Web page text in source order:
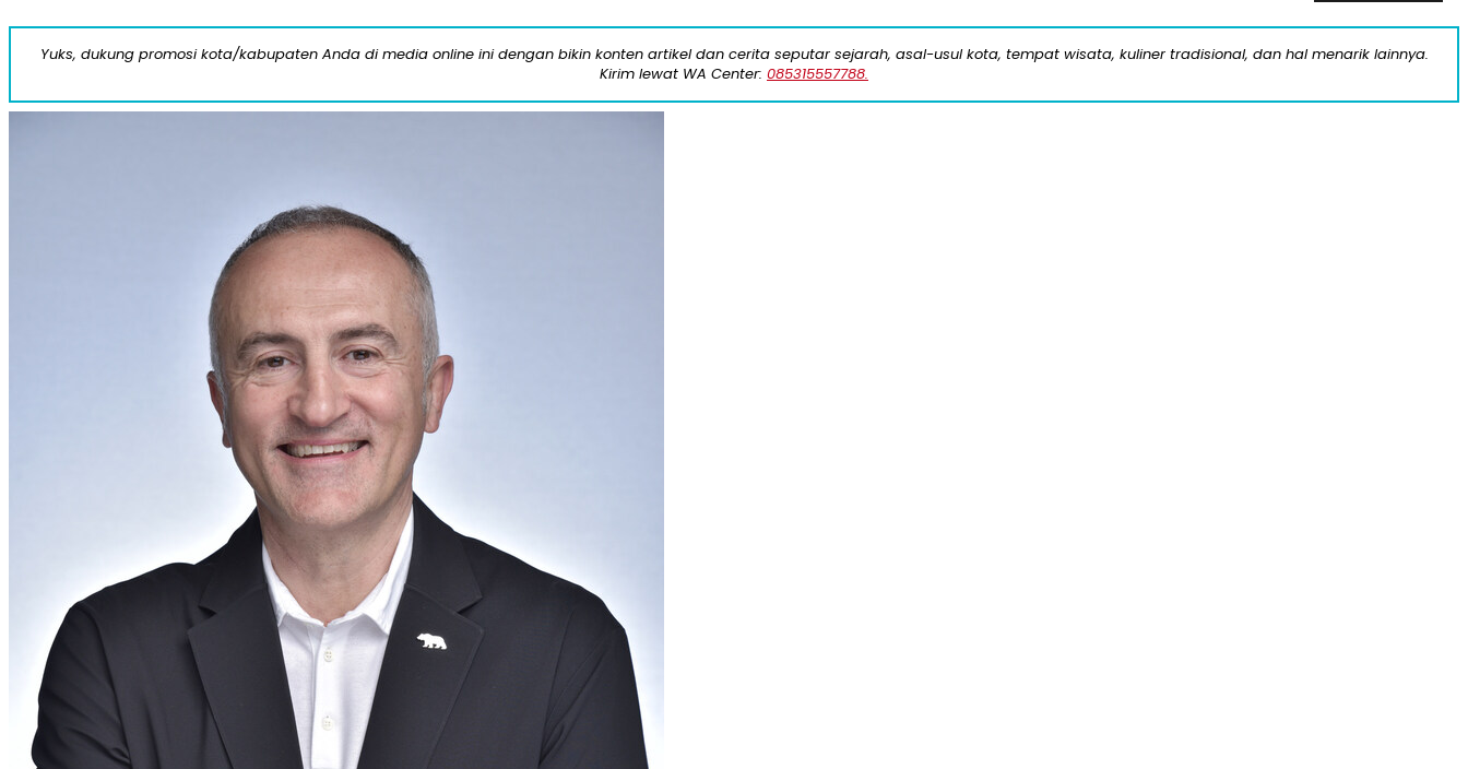
Yuks, dukung promosi kota/kabupaten Anda di media online ini dengan bikin konten artikel dan cerita seputar sejarah, asal-usul kota, tempat wisata, kuliner tradisional, dan hal menarik lainnya.
Kirim lewat WA Center: 085315557788.